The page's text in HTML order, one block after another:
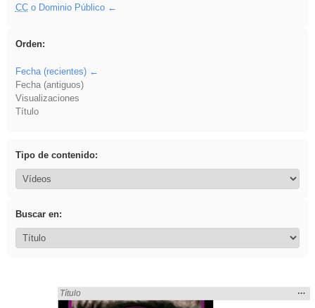
CCo Dominio Público
Orden:
Fecha (recientes)
Fecha (antiguos)
Visualizaciones
Título
Tipo de contenido:
Buscar en:
Encontrado «divertidos» en:
Título
la
…